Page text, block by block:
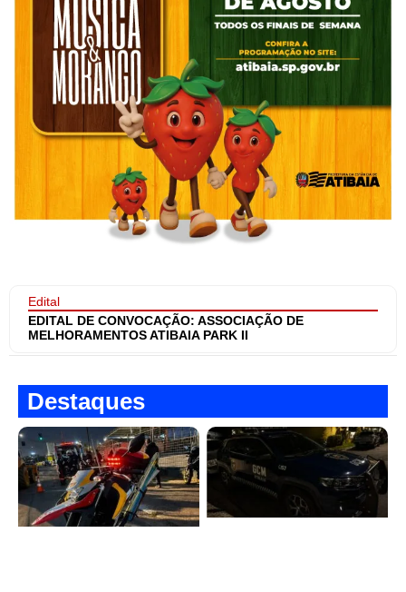
Edital
EDITAL DE CONVOCAÇÃO: ASSOCIAÇÃO DE
MELHORAMENTOS ATIBAIA PARK II
Destaques